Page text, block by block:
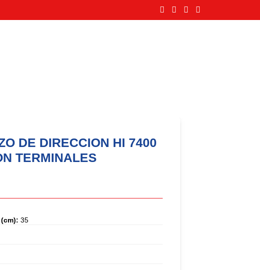
DE DIRECCION HI 7400
TERMINALES
35